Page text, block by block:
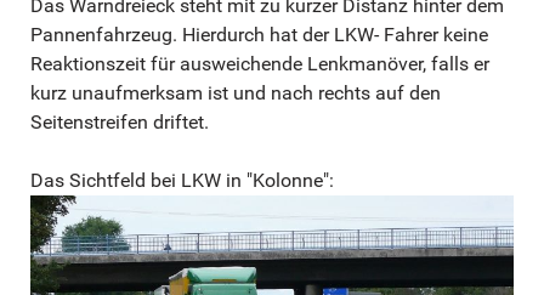
Das Warndreieck steht mit zu kurzer Distanz hinter dem
Pannenfahrzeug. Hierdurch hat der LKW- Fahrer keine
Reaktionszeit für ausweichende Lenkmanöver, falls er
kurz unaufmerksam ist und nach rechts auf den
Seitenstreifen driftet.
Das Sichtfeld bei LKW in "Kolonne":